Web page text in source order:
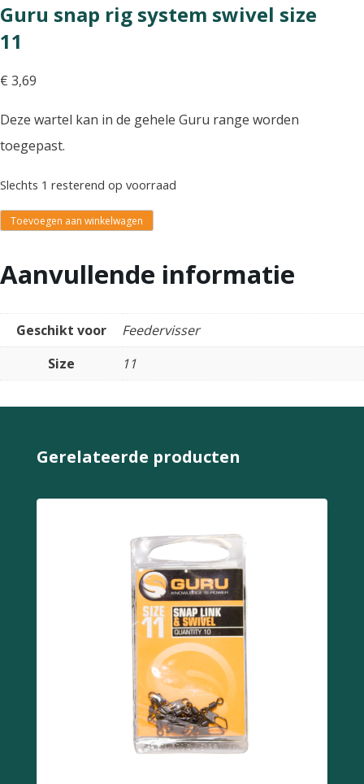
Guru snap rig system swivel size
11
€ 3,69
Deze wartel kan in de gehele Guru range worden
toegepast.
Slechts 1 resterend op voorraad
Toevoegen aan winkelwagen
Aanvullende informatie
Geschikt voor
Feedervisser
Size
11
Gerelateerde producten